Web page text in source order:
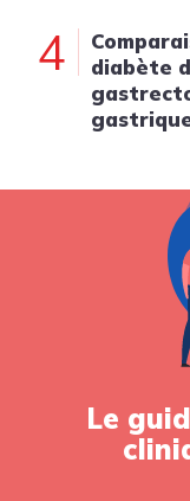
4
diabète
Le